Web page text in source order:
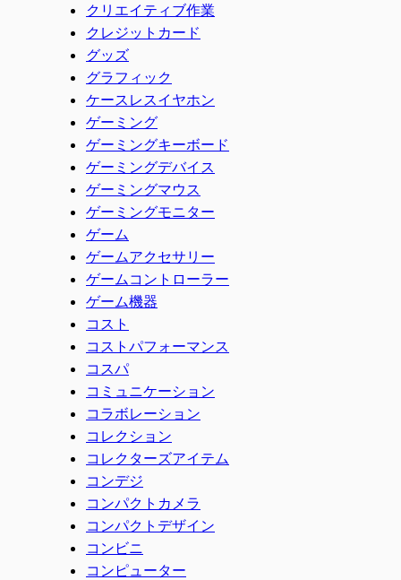
クリエイティブ作業
クレジットカード
グッズ
グラフィック
ケースレスイヤホン
ゲーミング
ゲーミングキーボード
ゲーミングデバイス
ゲーミングマウス
ゲーミングモニター
ゲーム
ゲームアクセサリー
ゲームコントローラー
ゲーム機器
コスト
コストパフォーマンス
コスパ
コミュニケーション
コラボレーション
コレクション
コレクターズアイテム
コンデジ
コンパクトカメラ
コンパクトデザイン
コンビニ
コンピューター